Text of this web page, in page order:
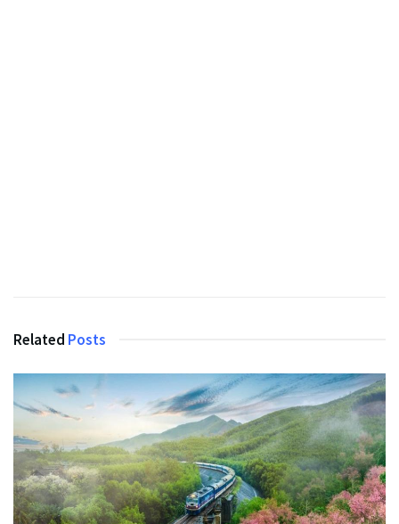
Related Posts